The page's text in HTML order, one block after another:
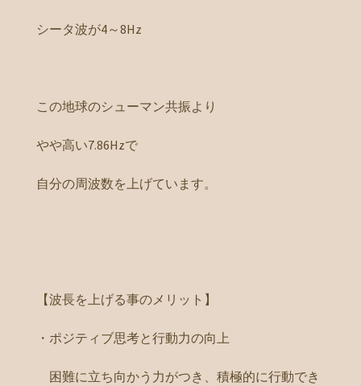
シータ波が4～8Hz
この地球のシューマン共振より
やや高い7.86Hzで
自分の周波数を上げています。
【波長を上げる事のメリット】
・ポジティブ思考と行動力の向上
困難に立ち向かう力がつき、積極的に行動でき